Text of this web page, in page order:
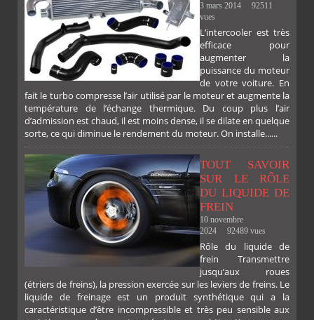
PLUS
3 mars 2014
92511
vues
L’intercooler est très
efficace pour
augmenter la
puissance du moteur
de votre voiture. En
fait le turbo compresse l’air utilisé par le moteur et augmente la
température de l’échange thermique. Du coup plus l’air
d’admission est chaud, il est moins dense, il se dilate en quelque
sorte, ce qui diminue le rendement du moteur. On installe......
TOUT SAVOIR
SUR LE RÔLE
DU LIQUIDE DE
FREIN
10 novembre
2024
92489 vues
Rôle du liquide de
frein Transmettre
jusqu’aux roues
(étriers de freins), la pression exercée sur les leviers de freins. Le
liquide de freinage est un produit synthétique qui a la
caractéristique d’être incompressible et très peu sensible aux